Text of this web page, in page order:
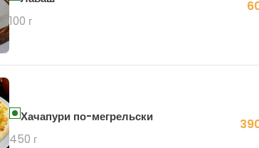
100 г
Хачапури по-мегрельски
450 г